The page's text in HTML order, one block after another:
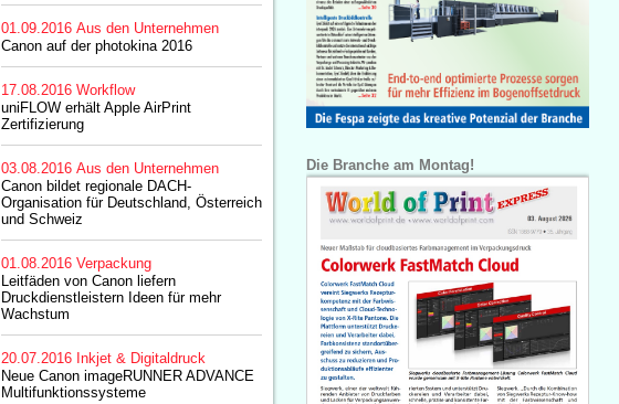
01.09.2016 Aus den Unternehmen
Canon auf der photokina 2016
17.08.2016 Workflow
uniFLOW erhält Apple AirPrint
Zertifizierung
03.08.2016 Aus den Unternehmen
Canon bildet regionale DACH-
Organisation für Deutschland, Österreich
und Schweiz
01.08.2016 Verpackung
Leitfäden von Canon liefern
Druckdienstleistern Ideen für mehr
Wachstum
20.07.2016 Inkjet & Digitaldruck
Neue Canon imageRUNNER ADVANCE
Multifunktionssysteme
Die Branche am Montag!